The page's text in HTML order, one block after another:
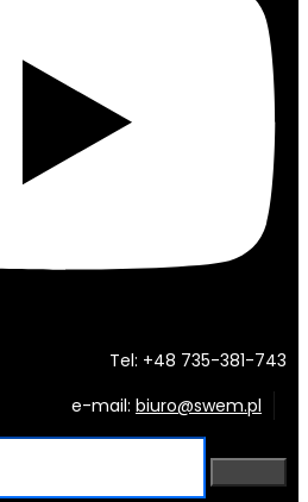
Tel: +48 735-381-743
e-mail: biuro@swem.pl